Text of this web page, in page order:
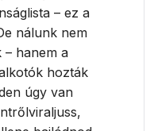
– ez a
nálunk nem
hanem a
hozták
úgy van